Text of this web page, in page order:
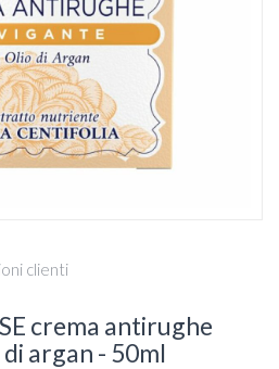
clienti
crema antirughe
argan - 50ml